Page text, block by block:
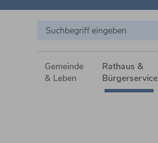
Gemeinde
& Leben
Rathaus &
Bürgerservice